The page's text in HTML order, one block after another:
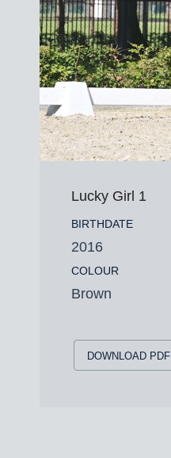
Lucky Girl 1
BIRTHDATE
2016
COLOUR
Brown
DOWNLOAD PDF